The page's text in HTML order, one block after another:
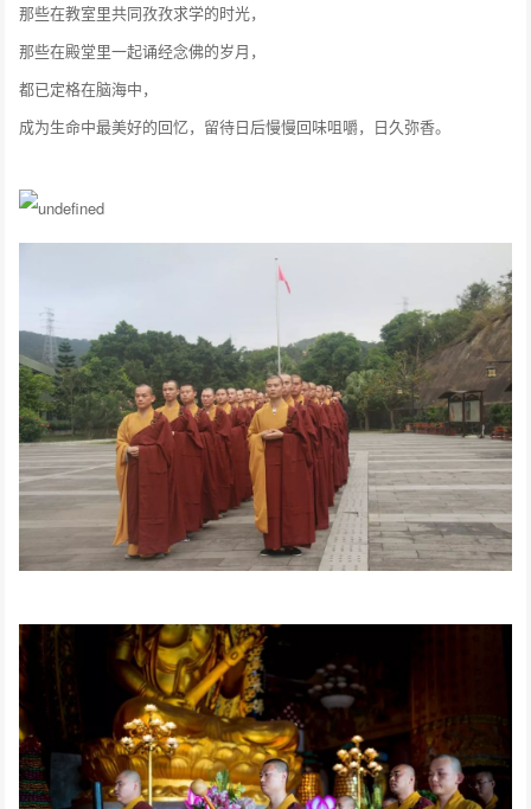
那些在教室里共同孜孜求学的时光，
那些在殿堂里一起诵经念佛的岁月，
都已定格在脑海中，
成为生命中最美好的回忆，留待日后慢慢回味咀嚼，日久弥香。